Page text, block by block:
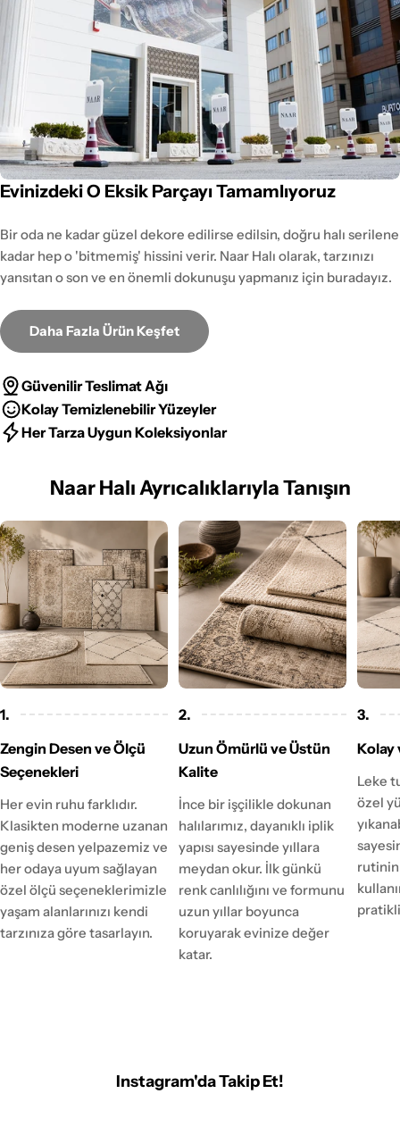
Evinizdeki O Eksik Parçayı Tamamlıyoruz
Bir oda ne kadar güzel dekore edilirse edilsin, doğru halı serilene
kadar hep o 'bitmemiş' hissini verir. Naar Halı olarak, tarzınızı
yansıtan o son ve en önemli dokunuşu yapmanız için buradayız.
Daha Fazla Ürün Keşfet
Güvenilir Teslimat Ağı
Kolay Temizlenebilir Yüzeyler
Her Tarza Uygun Koleksiyonlar
Naar Halı Ayrıcalıklarıyla Tanışın
1.
Zengin Desen ve Ölçü
Seçenekleri
Her evin ruhu farklıdır.
Klasikten moderne uzanan
geniş desen yelpazemiz ve
her odaya uyum sağlayan
özel ölçü seçeneklerimizle
yaşam alanlarınızı kendi
tarzınıza göre tasarlayın.
2.
Uzun Ömürlü ve Üstün
Kalite
İnce bir işçilikle dokunan
halılarımız, dayanıklı iplik
yapısı sayesinde yıllara
meydan okur. İlk günkü
renk canlılığını ve formunu
uzun yıllar boyunca
koruyarak evinize değer
katar.
3.
Kolay
Leke
özel
Instagram'da Takip Et!